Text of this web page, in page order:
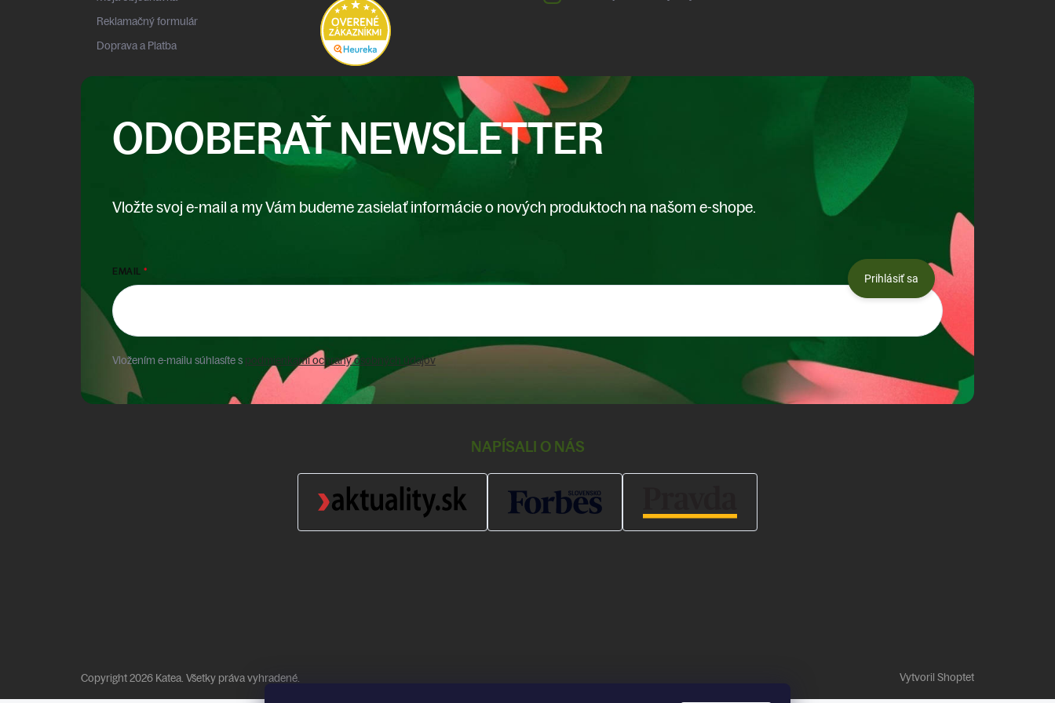
Reklamačný formulár
Doprava a Platba
ODOBERAŤ NEWSLETTER
Vložte svoj e-mail a my Vám budeme zasielať informácie o nových produktoch na našom e-shope.
EMAIL
Vložením e-mailu súhlasíte s podmienkami ochrany osobných údajov
Prihlásiť sa
NAPÍSALI O NÁS
Vytvoril Shoptet
Copyright 2026 Katea. Všetky práva vyhradené.